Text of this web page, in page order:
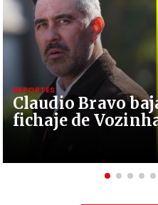
Claudio Bravo
fichaje de
DEPORTES